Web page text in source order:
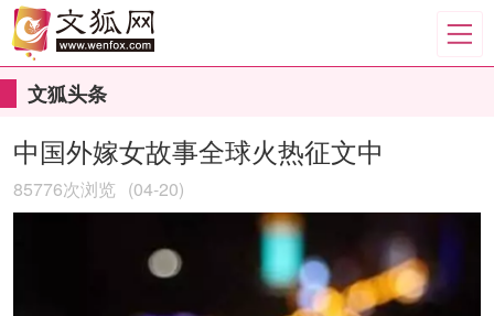
文狐头条
中国外嫁女故事全球火热征文中
85776次浏览 (04-20)